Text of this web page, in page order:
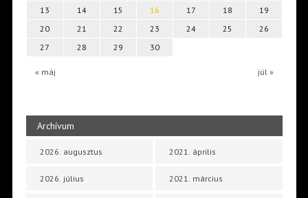
« máj júl »
13
14 15 16 17 18
19
20
21 22 23 24 25
26
27
28 29 30
Archívum
2026. augusztus
2026. július
2021. április
2021. március